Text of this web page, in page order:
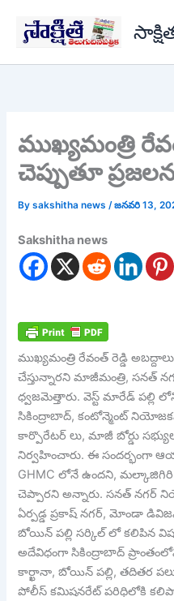
content
ముఖ్యమంత్రి
చెప్పుతూ
Bysakshitha news/జనవరి 13,
Sakshitha news
ముఖ్యమంత్రి రేవంత్ రెడ్డి
చేస్తున్నారని మాజీమంత్రి, సనత్
ధ్వజమెత్తారు. వెస్ట్ మారేడ్ పల్లి
సికింద్రాబాద్, కంటోన్మెంట్
కార్పొరేటర్ లు, మాజీ బోర్డు
నిర్వహించారు. ఈ సందర్భంగా
GHMC లోనే ఉందని,
చెప్పారని అన్నారు. సనత్ నగర్
ఏర్పడ్డ ప్రకాష్ నగర్, మోండా
బోయిన్ పల్లి సర్కిల్ లో కలిపిన
అదేవిధంగా సికింద్రాబాద్
కార్ఖానా, బోయిన్ పల్లి, తదితర
పోలీస్ కమిషనరేట్ పరిధిలోకి